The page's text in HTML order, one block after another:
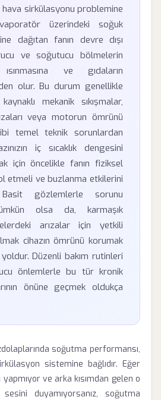
hava sirkülasyonu problemine
üzerindeki soğuk
dağıtan fanın devre dışı
ve soğutucu bölmelerin
ve gıdaların
olur. Bu durum genellikle
mekanik sıkışmalar,
veya motorun ömrünü
temel teknik sorunlardan
iç sıcaklık dengesini
için öncelikle fanın fiziksel
etmeli ve buzlanma etkilerini
Basit gözlemlerle sorunu
olsa da, karmaşık
arızalar için yetkili
cihazın ömrünü korumak
yoldur. Düzenli bakım rutinleri
önlemlerle bu tür kronik
önüne geçmek oldukça
soğutma performansı,
sistemine bağlıdır. Eğer
ve arka kısımdan gelen o
duyamıyorsanız, soğutma